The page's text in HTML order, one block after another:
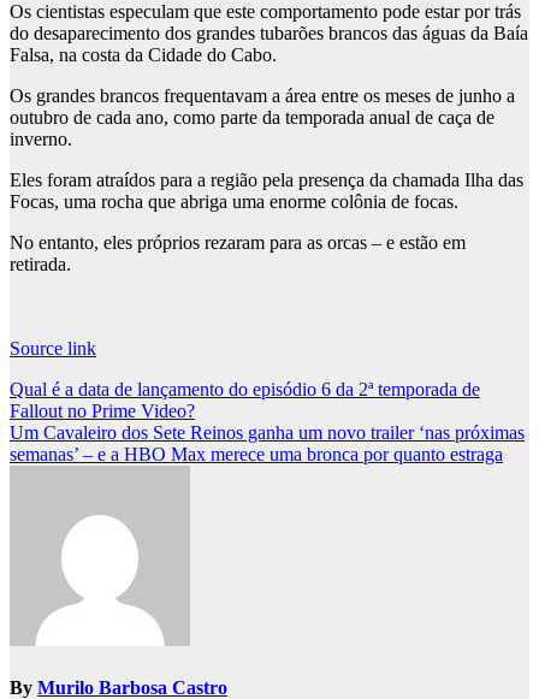
Os cientistas especulam que este comportamento pode estar por trás
do desaparecimento dos grandes tubarões brancos das águas da Baía
Falsa, na costa da Cidade do Cabo.
Os grandes brancos frequentavam a área entre os meses de junho a
outubro de cada ano, como parte da temporada anual de caça de
inverno.
Eles foram atraídos para a região pela presença da chamada Ilha das
Focas, uma rocha que abriga uma enorme colônia de focas.
No entanto, eles próprios rezaram para as orcas – e estão em
retirada.
Source link
Post
navigation
Qual é a data de lançamento do episódio 6 da 2ª temporada de
Fallout no Prime Video?
Um Cavaleiro dos Sete Reinos ganha um novo trailer ‘nas próximas
semanas’ – e a HBO Max merece uma bronca por quanto estraga
By Murilo Barbosa Castro